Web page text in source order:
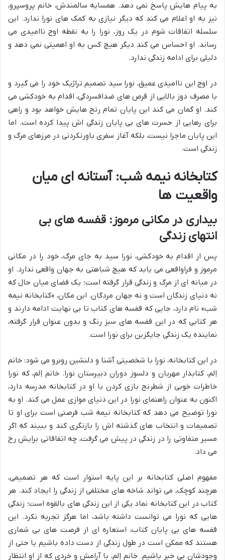
به پیام هایش پاسخ نمی دهد. همسایه سالمندش، خانم پروسپرو،
نیز به او اعلام می کند که دیگر نیازی به کمک های نورا ندارد. این
سلسله اتفاقات شوم در یک روز، نورا را به نقطه اوج ناامیدی می
رساند. او احساس می کند دیگر هیچ کس به او اهمیتی نمی دهد و
دلیلی برای ادامه زندگی ندارد.
در اوج این ناامیدی عمیق، نورا سید تصمیم تراژیک خود را می گیرد و
با مصرف دوز بالایی از قرص های ضدافسردگی، اقدام به خودکشی می
کند. او گمان می کند این پایان تمام رنج هایش خواهد بود و راهی
برای رهایی از حسرت های بی پایان زندگی اش پیدا کرده است. اما
این پایان ماجرا نیست، بلکه آغاز سفری باورنکردنی در مرزهای مرگ و
زندگی است.
کتابخانه نیمه شب: آستانه ای میان
واقعیت ها
بیداری در مکانی مرموز: قفسه های بی
انتهای زندگی
پس از اقدام به خودکشی، نورا سید به جای مرگ، خود را در مکانی
مرموز و فراواقعی می یابد که هیچ شباهتی به جهان واقعی ندارد. او
در میانه ای از مرگ و زندگی قرار گرفته است؛ یک فضای میان حال که
نه دنیای زندگان است و نه جهان مردگان. این مکان، «کتابخانه نیمه
شب» نام دارد، جایی که قفسه های کتاب تا بی نهایت ادامه دارند و
هر کتابی که در این قفسه های سبز رنگ و بدون عنوان قرار گرفته،
نماینده یک زندگی جایگزین برای نورا است.
در این کتابخانه، نورا با شخصیتی آشنا و دلنشین روبرو می شود: خانم
اِلم، کتابدار مهربان و دلسوز دوران دبیرستان نورا. خانم اِلم، که نورا
خاطرات خوبی از شطرنج بازی کردن با او در کتابخانه مدرسه دارد،
اکنون به عنوان راهنمای نورا در این دنیای موازی عمل می کند. او به
نورا توضیح می دهد که کتابخانه نیمه شب فرصتی است برای او تا
تصمیمات و انتخاب های گذشته اش را بازنگری کند و ببیند که اگر
مسیر متفاوتی را در زندگی در پیش می گرفت، چه اتفاقاتی برایش رخ
می داد.
مفهوم اصلی کتابخانه بر این پایه استوار است که هر تصمیمی،
هرچند کوچک، می تواند شاخه های مختلفی از زندگی را ایجاد کند. هر
کتاب در این کتابخانه نماد یکی از این زندگی های بالقوه است؛ زندگی
هایی که نورا می توانست داشته باشد، اما هرگز تجربه نکرد. این
قفسه های بی پایان کتاب، استعاره ای از فرصت های بی شماری
هستند که ممکن است در طول زندگی از دست داده باشیم یا حتی از
وجودشان بی خبر باشیم. خانم اِلم، با آرامش و خردی که از او انتظار